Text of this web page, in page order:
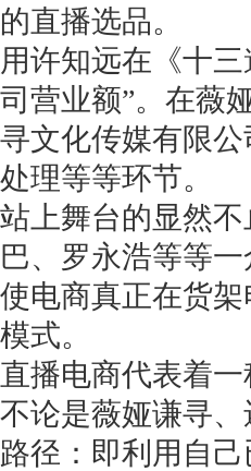
的直播选品。
用许知远在《十
司营业额”。在薇
寻文化传媒有限
处理等等环节。
站上舞台的显然
巴、罗永浩等等
使电商真正在货
模式。
直播电商代表着
不论是薇娅谦寻
路径：即利用自